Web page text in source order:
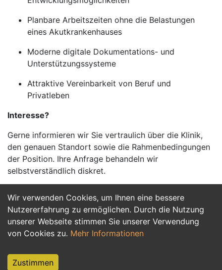
Wir verwenden Cookies, um Ihnen eine bessere
Nutzererfahrung zu ermöglichen. Durch die Nutzung
unserer Webseite stimmen Sie unserer Verwendung
von Cookies zu. Mehr Informationen
Zustimmen
Planbare Arbeitszeiten ohne die Belastungen
eines Akutkrankenhauses
Moderne digitale Dokumentations- und
Unterstützungssysteme
Attraktive Vereinbarkeit von Beruf und
Privatleben
Interesse?
Gerne informieren wir Sie vertraulich über die Klinik,
den genauen Standort sowie die Rahmenbedingungen
der Position. Ihre Anfrage behandeln wir
selbstverständlich diskret.
Jetzt Bewerben